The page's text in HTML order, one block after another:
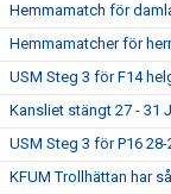
Hemmamatch för
Hemmamatcher för
USM Steg 3 för F14
Kansliet stängt 27 - 31
USM Steg 3 för P16 28-
KFUM Trollhättan har